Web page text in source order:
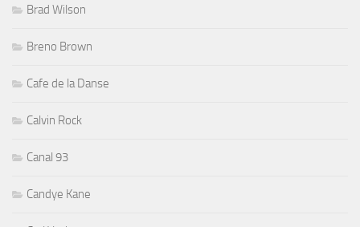
Brad Wilson
Breno Brown
Cafe de la Danse
Calvin Rock
Canal 93
Candye Kane